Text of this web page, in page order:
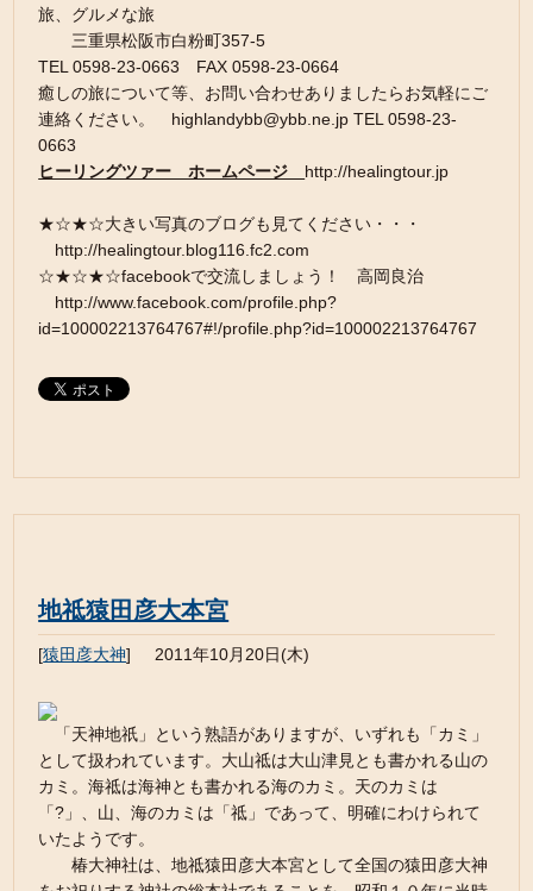
旅、グルメな旅
三重県松阪市白粉町357-5
TEL 0598-23-0663 FAX 0598-23-0664
癒しの旅について等、お問い合わせありましたらお気軽にご
連絡ください。 highlandybb@ybb.ne.jp TEL 0598-23-
0663
ヒーリングツァー ホームページ http://healingtour.jp
★☆★☆大きい写真のブログも見てください・・・
http://healingtour.blog116.fc2.com
☆★☆★☆facebookで交流しましょう！ 高岡良治
http://www.facebook.com/profile.php?
id=100002213764767#!/profile.php?id=100002213764767
地祗猿田彦大本宮
[猿田彦大神] 2011年10月20日(木)
「天神地祇」という熟語がありますが、いずれも「カミ」
として扱われています。大山祗は大山津見とも書かれる山の
カミ。海祗は海神とも書かれる海のカミ。天のカミは
「?」、山、海のカミは「祗」であって、明確にわけられて
いたようです。
椿大神社は、地祗猿田彦大本宮として全国の猿田彦大神